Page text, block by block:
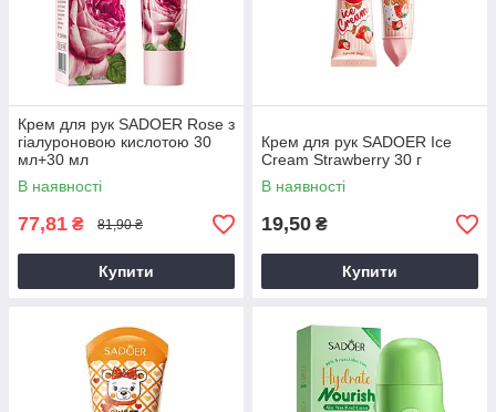
Крем для рук SADOER Rose з
гіалуроновою кислотою 30
мл+30 мл
В наявності
77,81 ₴ 81,90 ₴
Купити
Крем для рук SADOER Ice
Cream Strawberry 30 г
В наявності
19,50 ₴
Купити